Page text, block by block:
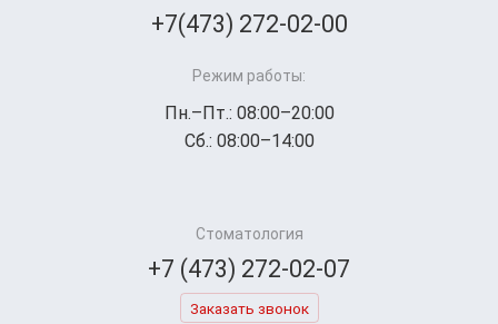
+7(473) 272-02-00
Режим работы:
Пн.–Пт.: 08:00–20:00
Сб.: 08:00–14:00
Стоматология
+7 (473) 272-02-07
Заказать звонок